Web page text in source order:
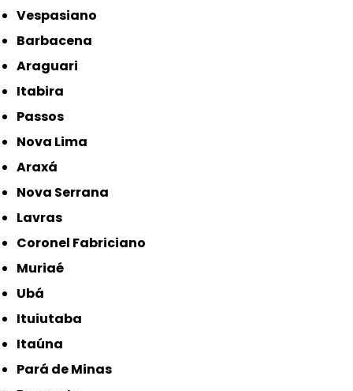
Vespasiano
Barbacena
Araguari
Itabira
Passos
Nova Lima
Araxá
Nova Serrana
Lavras
Coronel Fabriciano
Muriaé
Ubá
Ituiutaba
Itaúna
Pará de Minas